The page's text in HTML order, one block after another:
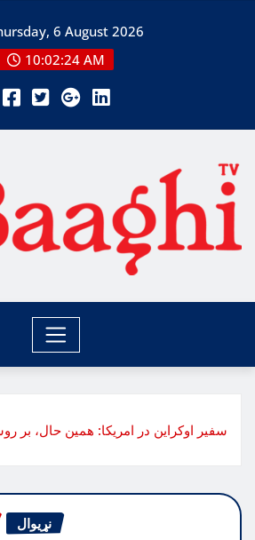
6 August 2026
10:02:25 AM
سفیر اوکراین در امریکا: همین حال، بر
نړیوال